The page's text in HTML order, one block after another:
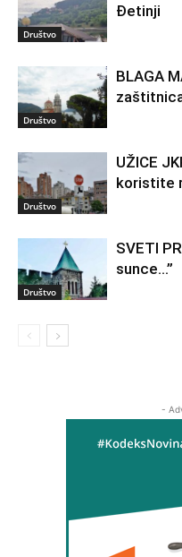
Društvo
Đetinji
Društvo
BLAGA
Društvo
UŽICE
koristite
Društvo
SVETI
sunce…”
-